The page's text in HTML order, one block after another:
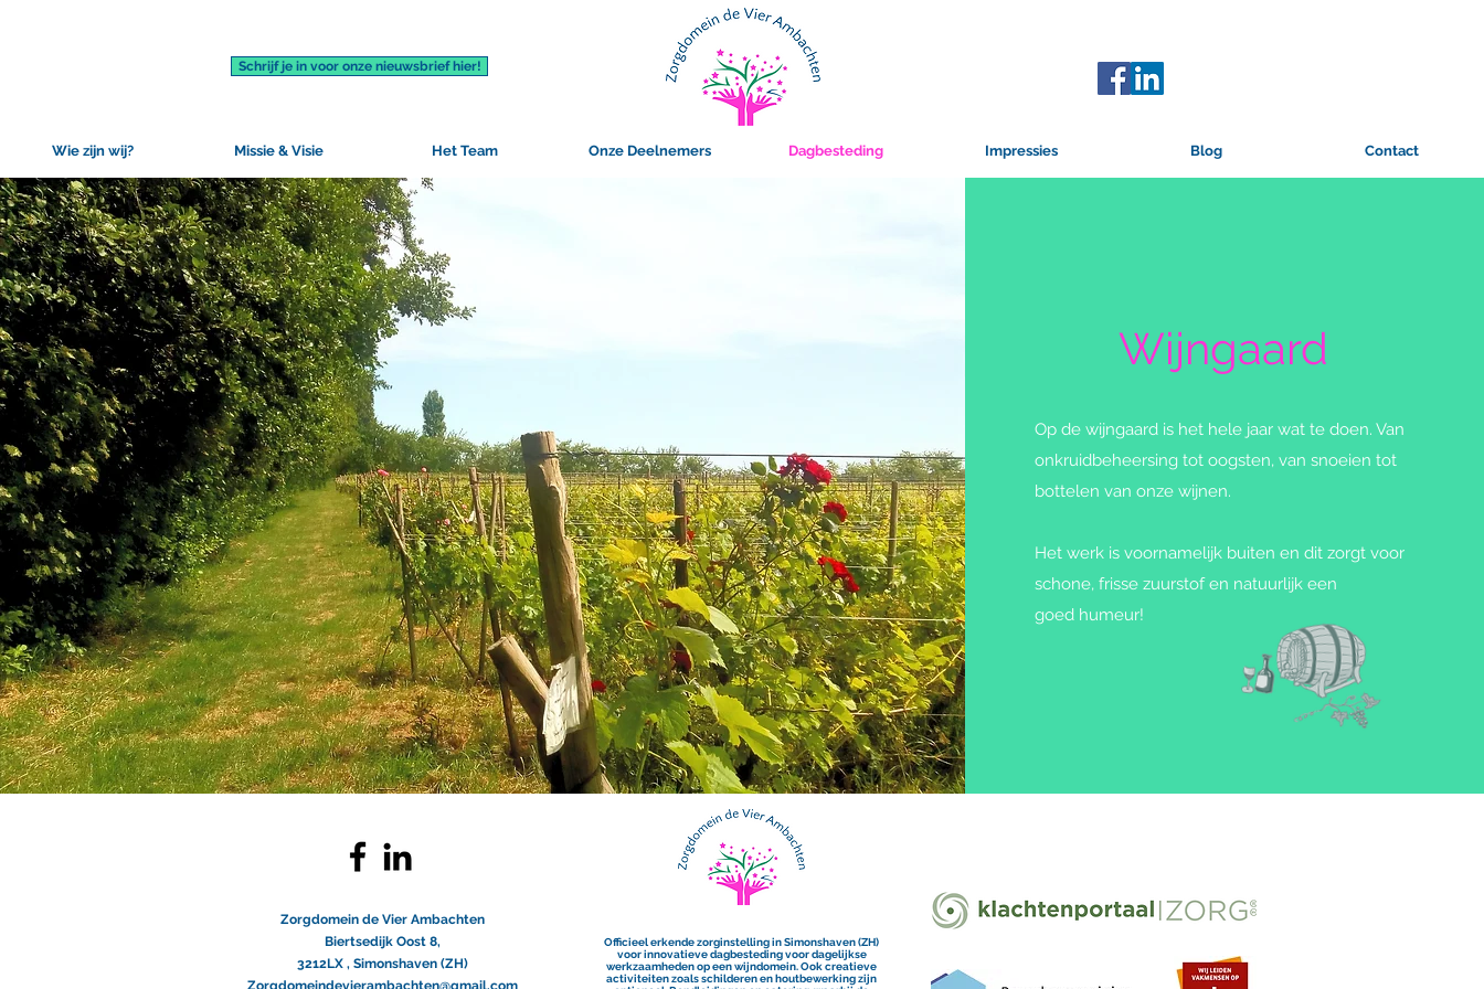
Schrijf je in voor onze nieuwsbrief hier!
Wie zijn wij? Missie & Visie Het Team Onze Deelnemers Dagbesteding Impressies Blog Contact
Wijngaard
Op de wijngaard is het hele jaar wat te doen. Van
onkruidbeheersing tot oogsten, van snoeien tot
bottelen van onze wijnen.
Het werk is voornamelijk buiten en dit zorgt voor
schone, frisse zuurstof en natuurlijk een
goed humeur!
Zorgdomein de Vier Ambachten
Biertsedijk Oost 8,
3212LX , Simonshaven (ZH)
Zorgdomeindevierambachten@gmail.com
Officieel erkende zorginstelling in Simonshaven (ZH)
voor innovatieve dagbesteding voor dagelijkse
werkzaamheden op een wijndomein. Ook creatieve
activiteiten zoals schilderen en houtbewerking zijn